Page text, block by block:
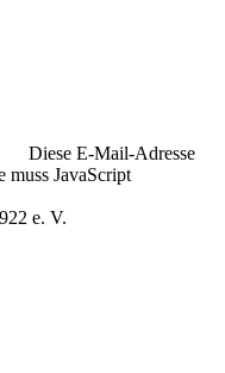
Diese E-Mail-Adresse
muss JavaScript
e. V.